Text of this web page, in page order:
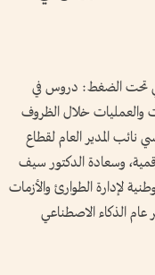
تحت الضغط: دروس في
والعمليات خلال الظروف
نائب المدير العام لقطاع
وسعادة الدكتور سيف
لإدارة الطوارئ والأزمات
الذكاء الاصطناعي